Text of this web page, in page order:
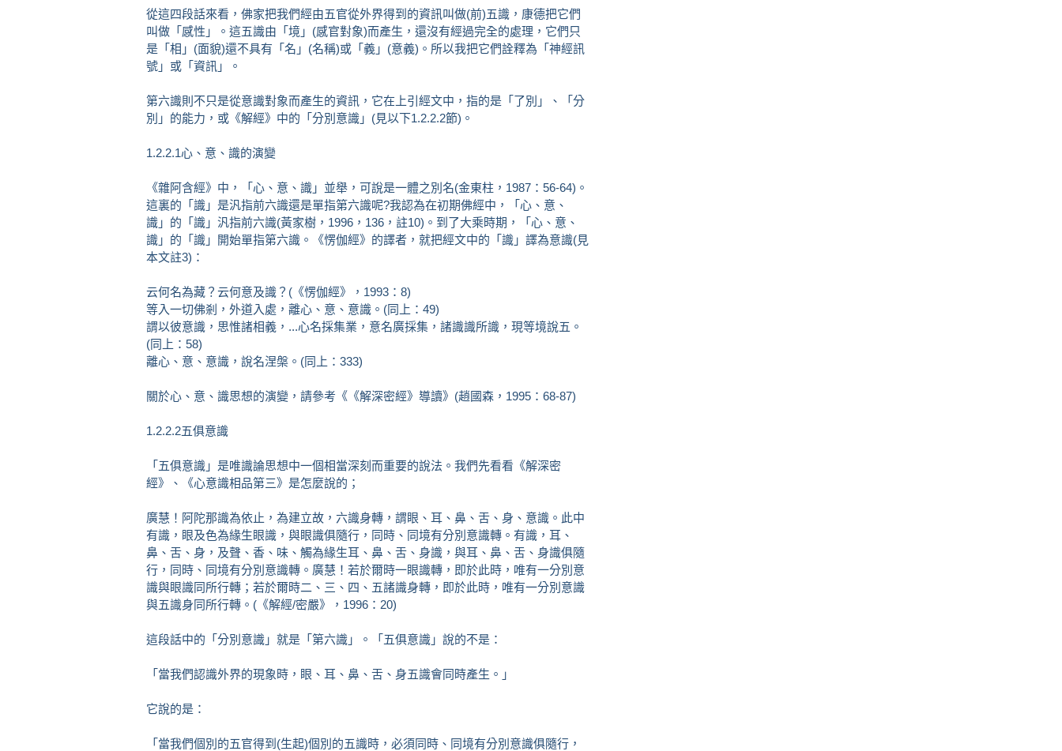
從這四段話來看，佛家把我們經由五官從外界得到的資訊叫做(前)五識，康德把它們
叫做「感性」。這五識由「境」(感官對象)而產生，還沒有經過完全的處理，它們只
是「相」(面貌)還不具有「名」(名稱)或「義」(意義)。所以我把它們詮釋為「神經訊
號」或「資訊」。
第六識則不只是從意識對象而產生的資訊，它在上引經文中，指的是「了別」、「分
別」的能力，或《解經》中的「分別意識」(見以下1.2.2.2節)。
1.2.2.1心、意、識的演變
《雜阿含經》中，「心、意、識」並舉，可說是一體之別名(金東柱，1987：56-64)。
這裏的「識」是汎指前六識還是單指第六識呢?我認為在初期佛經中，「心、意、
識」的「識」汎指前六識(黃家樹，1996，136，註10)。到了大乘時期，「心、意、
識」的「識」開始單指第六識。《愣伽經》的譯者，就把經文中的「識」譯為意識(見
本文註3)：
云何名為藏？云何意及識？(《愣伽經》，1993：8)
等入一切佛剎，外道入處，離心、意、意識。(同上：49)
謂以彼意識，思惟諸相義，...心名採集業，意名廣採集，諸識識所識，現等境說五。
(同上：58)
離心、意、意識，說名涅槃。(同上：333)
關於心、意、識思想的演變，請參考《《解深密經》導讀》(趙國森，1995：68-87)
1.2.2.2五俱意識
「五俱意識」是唯識論思想中一個相當深刻而重要的說法。我們先看看《解深密
經》、《心意識相品第三》是怎麼說的；
廣慧！阿陀那識為依止，為建立故，六識身轉，謂眼、耳、鼻、舌、身、意識。此中
有識，眼及色為緣生眼識，與眼識俱隨行，同時、同境有分別意識轉。有識，耳、
鼻、舌、身，及聲、香、味、觸為緣生耳、鼻、舌、身識，與耳、鼻、舌、身識俱隨
行，同時、同境有分別意識轉。廣慧！若於爾時一眼識轉，即於此時，唯有一分別意
識與眼識同所行轉；若於爾時二、三、四、五諸識身轉，即於此時，唯有一分別意識
與五識身同所行轉。(《解經/密嚴》，1996：20)
這段話中的「分別意識」就是「第六識」。「五俱意識」說的不是：
「當我們認識外界的現象時，眼、耳、鼻、舌、身五識會同時產生。」
它說的是：
「當我們個別的五官得到(生起)個別的五識時，必須同時、同境有分別意識俱隨行，